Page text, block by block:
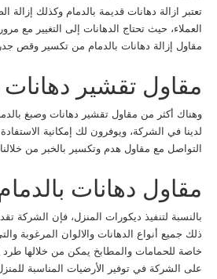
تعتبر ازالة دهانات قديمة بالدمام وكذلك إزالة
العملاء، حيث تحتاج الدهانات إلى التغيير مع
مقاول إزالة دهانات بالدمام من تكسير وقص
مقاول تقشير دهانات
وهناك أكثر من مقاول تقشير دهانات وصبغ
لدينا في الشركة، ويوفرون لك إمكانية الاستفادة من
التواصل مع مقاول هدم وتكسير بالخبر من
مقاول دهانات
بالنسبة لتنفيذ ديكورات المنزل، فإن الشركة
ذلك جميع أنواع الدهانات والالوان المرغوبة
خاصة للحمامات والمطابخ يمكن من خلالها طرد
على الشركة في توفير الأرضيات المناسبة